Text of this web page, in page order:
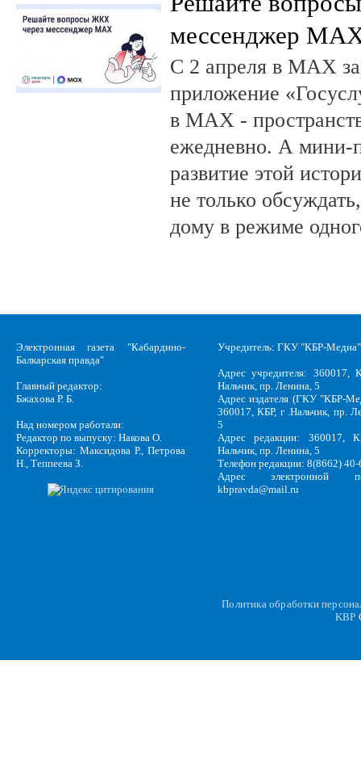
мессенджер
С 2 апреля в MAX
приложение
в MAX -
ежедневно. А мини-
развитие этой
не только
дому в режиме
Электронная газета "Кабардино-
Балкарская правда"
Главный редактор:
Бжахова Р. Б.
Над номером работали:
Редактор по выпуску: Накова О.
Корректоры: Максидова Р., Петрова
Н., Теппеева З.
Учредитель: ГКУ "КБР-Медиа"
Адрес учредителя: 360017,
Нальчик, пр. Ленина, 5
Адрес издателя (ГКУ "КБР-
360017, КБР, г .Нальчик, пр.
5
Адрес редакции: 360017,
Нальчик, пр. Ленина, 5
Телефон редакции: 8(8662)
Адрес электронной
kbpravda@mail.ru
Политика обработки
KBP